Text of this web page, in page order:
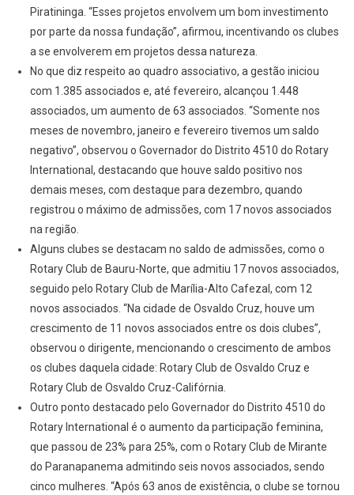
Piratininga. “Esses projetos envolvem um bom investimento
por parte da nossa fundação”, afirmou, incentivando os clubes
a se envolverem em projetos dessa natureza.
No que diz respeito ao quadro associativo, a gestão iniciou
com 1.385 associados e, até fevereiro, alcançou 1.448
associados, um aumento de 63 associados. “Somente nos
meses de novembro, janeiro e fevereiro tivemos um saldo
negativo”, observou o Governador do Distrito 4510 do Rotary
International, destacando que houve saldo positivo nos
demais meses, com destaque para dezembro, quando
registrou o máximo de admissões, com 17 novos associados
na região.
Alguns clubes se destacam no saldo de admissões, como o
Rotary Club de Bauru-Norte, que admitiu 17 novos associados,
seguido pelo Rotary Club de Marília-Alto Cafezal, com 12
novos associados. “Na cidade de Osvaldo Cruz, houve um
crescimento de 11 novos associados entre os dois clubes”,
observou o dirigente, mencionando o crescimento de ambos
os clubes daquela cidade: Rotary Club de Osvaldo Cruz e
Rotary Club de Osvaldo Cruz-Califórnia.
Outro ponto destacado pelo Governador do Distrito 4510 do
Rotary International é o aumento da participação feminina,
que passou de 23% para 25%, com o Rotary Club de Mirante
do Paranapanema admitindo seis novos associados, sendo
cinco mulheres. “Após 63 anos de existência, o clube se tornou